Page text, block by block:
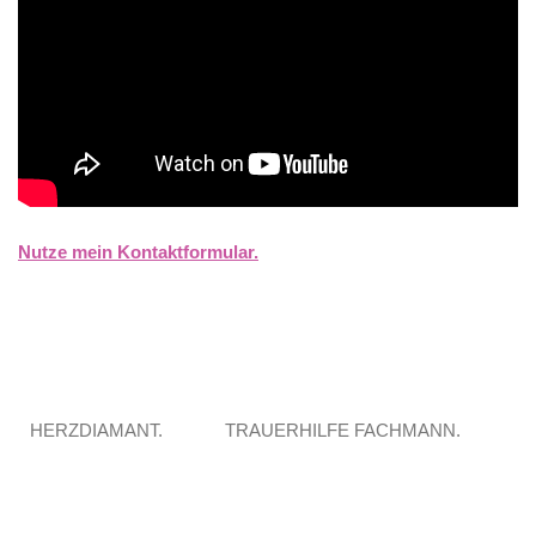
Nutze mein Kontaktformular.
HERZDIAMANT. TRAUERHILFE FACHMANN.